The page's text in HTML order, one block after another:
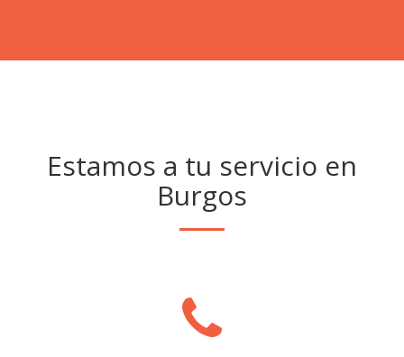
Estamos a tu servicio en
Burgos